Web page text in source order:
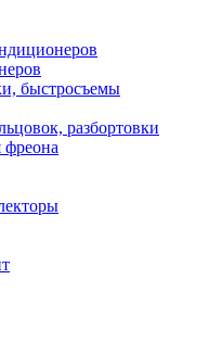
быстросъемы
разбортовки
фреона